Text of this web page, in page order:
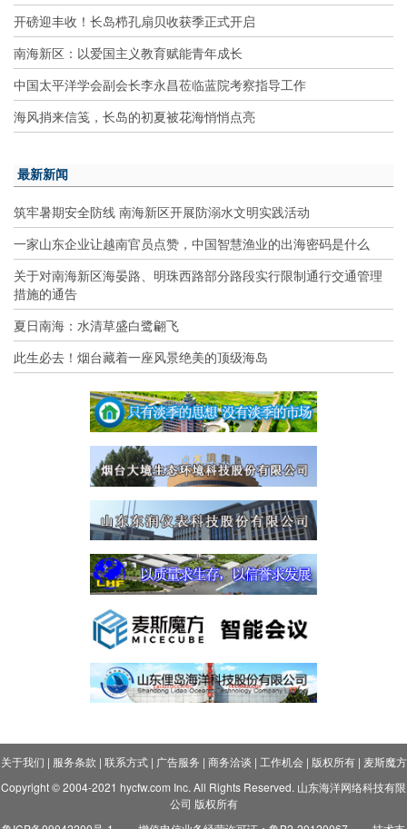
开磅迎丰收！长岛栉孔扇贝收获季正式开启
南海新区：以爱国主义教育赋能青年成长
中国太平洋学会副会长李永昌莅临蓝院考察指导工作
海风捎来信笺，长岛的初夏被花海悄悄点亮
最新新闻
筑牢暑期安全防线 南海新区开展防溺水文明实践活动
一家山东企业让越南官员点赞，中国智慧渔业的出海密码是什么
关于对南海新区海晏路、明珠西路部分路段实行限制通行交通管理
措施的通告
夏日南海：水清草盛白鹭翩飞
此生必去！烟台藏着一座风景绝美的顶级海岛
关于我们 | 服务条款 | 联系方式| 广告服务 | 商务洽谈 | 工作机会| 版权所有| 麦斯魔方
Copyright © 2004-2021 hycfw.com Inc. All Rights Reserved. 山东海洋网络科技有限
公司 版权所有